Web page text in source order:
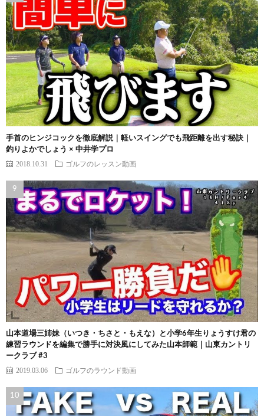
手首のヒンジコックを徹底解説｜軽いスイングでも飛距離を出す秘訣｜
釣りよかでしょう × 中井学プロ
2018.10.31 ゴルフのレッスン動画
山本道場三姉妹（いつき・ちさと・もえな）と小学6年生りょうすけ君の
練習ラウンドを編集で勝手に対決風にしてみた山本師範｜山東カントリ
ークラブ #3
2019.03.06 ゴルフのラウンド動画